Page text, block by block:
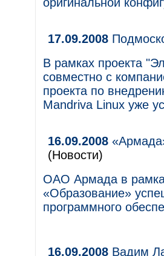
17.09.2008
В рамках проекта
совместно с
проекта по
Mandriva Linux уже
16.09.2008
(Новости)
ОАО Армада в
«Образование»
программного
16.09.2008 Вадим